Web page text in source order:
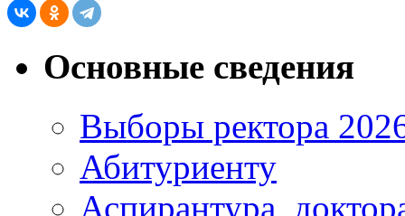
Основные сведения
Выборы ректора
Абитуриенту
Аспирантура,